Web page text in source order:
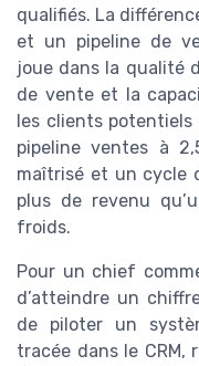
qualifiés. La
et un pipeline de
joue dans la qualité
de vente et la
les clients potentiels
pipeline ventes à
maîtrisé et un cycle
plus de revenu
froids.
Pour un chief
d’atteindre un
de piloter un
tracée dans le CRM,